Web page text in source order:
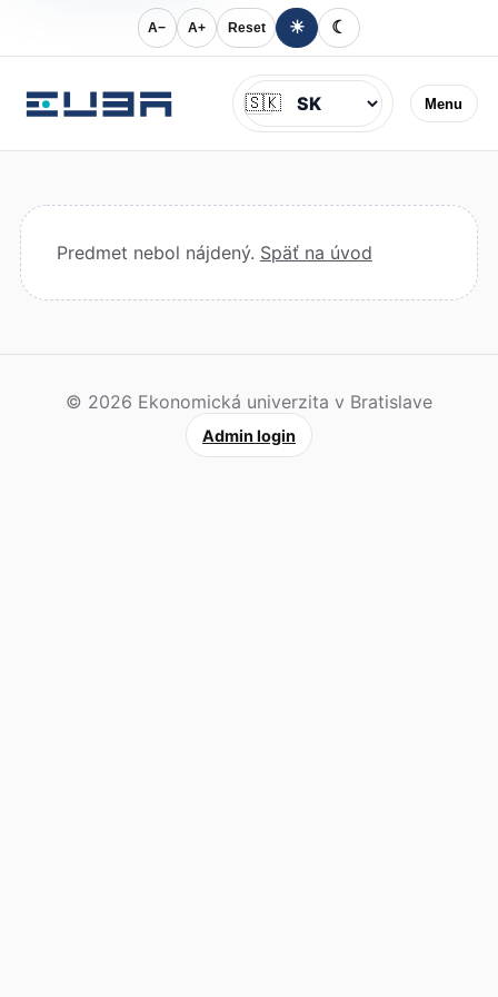
A− A+ Reset ☀ ☾
Menu
Jazyk
🇸🇰
Predmet nebol nájdený. Späť na úvod
© 2026 Ekonomická univerzita v Bratislave
Admin login